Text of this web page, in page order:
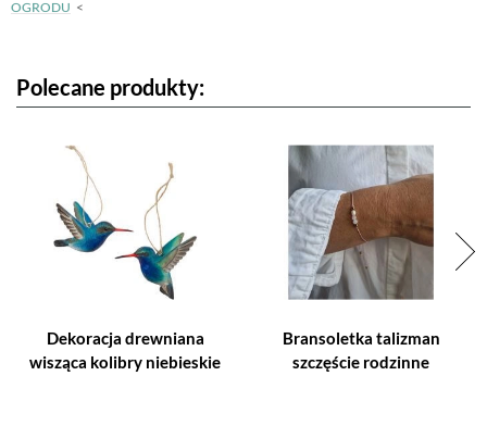
OGRODU
Polecane produkty:
Dekoracja drewniana
wisząca kolibry niebieskie
Bransoletka talizman
szczęście rodzinne